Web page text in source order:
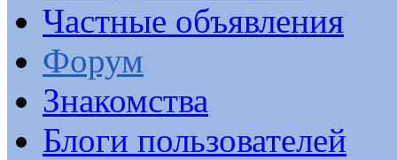
Частные объявления
Форум
Знакомства
Блоги пользователей